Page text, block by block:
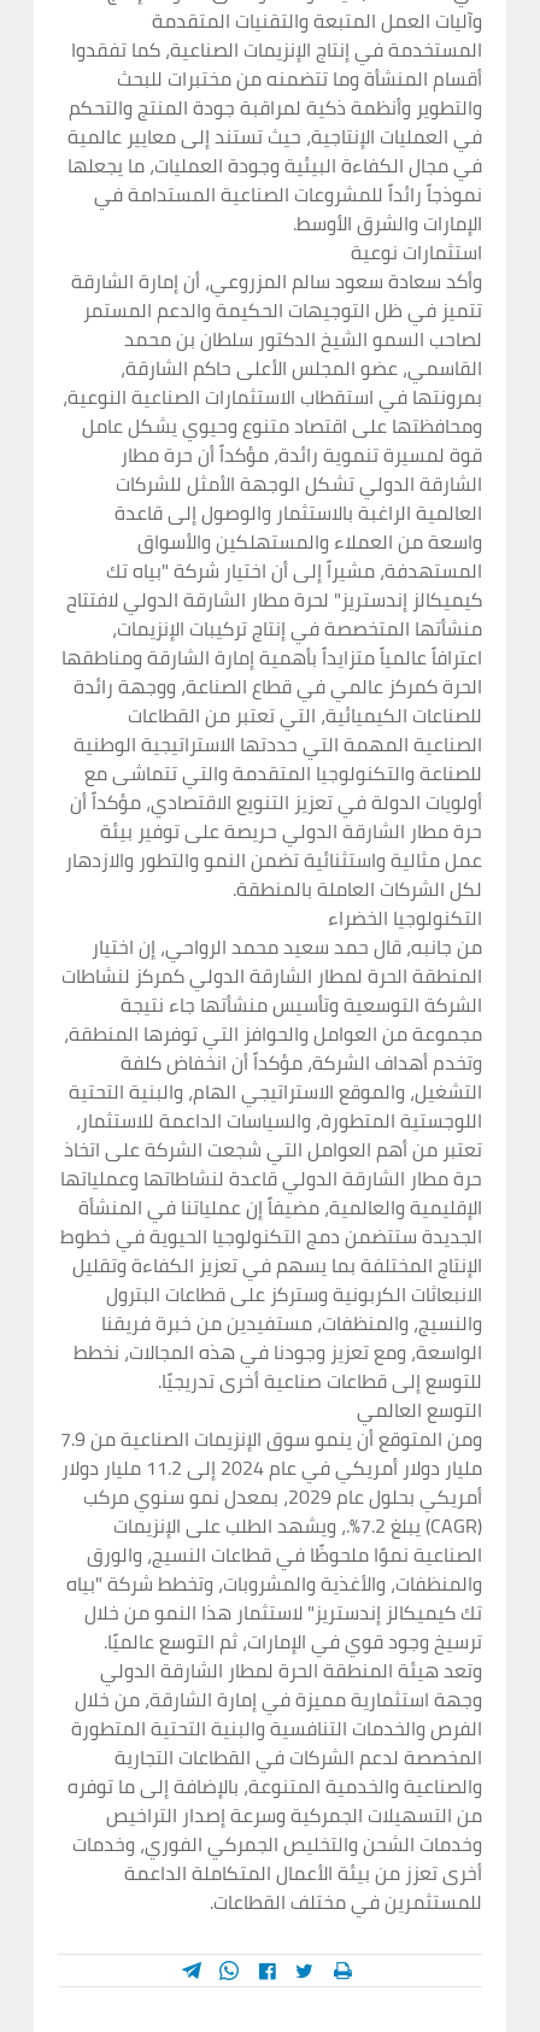
وآليات العمل المتبعة والتقنيات المتقدمة
المستخدمة في إنتاج الإنزيمات الصناعية، كما تفقدوا
أقسام المنشأة وما تتضمنه من مختبرات للبحث
والتطوير وأنظمة ذكية لمراقبة جودة المنتج والتحكم
في العمليات الإنتاجية، حيث تستند إلى معايير عالمية
في مجال الكفاءة البيئية وجودة العمليات، ما يجعلها
نموذجاً رائداً للمشروعات الصناعية المستدامة في
الإمارات والشرق الأوسط.
استثمارات نوعية
وأكد سعادة سعود سالم المزروعي، أن إمارة الشارقة
تتميز في ظل التوجيهات الحكيمة والدعم المستمر
لصاحب السمو الشيخ الدكتور سلطان بن محمد
القاسمي، عضو المجلس الأعلى حاكم الشارقة،
بمرونتها في استقطاب الاستثمارات الصناعية النوعية،
ومحافظتها على اقتصاد متنوع وحيوي يشكل عامل
قوة لمسيرة تنموية رائدة، مؤكداً أن حرة مطار
الشارقة الدولي تشكل الوجهة الأمثل للشركات
العالمية الراغبة بالاستثمار والوصول إلى قاعدة
واسعة من العملاء والمستهلكين والأسواق
المستهدفة، مشيراً إلى أن اختيار شركة "بياه تك
كيميكالز إندستريز" لحرة مطار الشارقة الدولي لافتتاح
منشأتها المتخصصة في إنتاج تركيبات الإنزيمات،
اعترافاً عالمياً متزايداً بأهمية إمارة الشارقة ومناطقها
الحرة كمركز عالمي في قطاع الصناعة، ووجهة رائدة
للصناعات الكيميائية، التي تعتبر من القطاعات
الصناعية المهمة التي حددتها الاستراتيجية الوطنية
للصناعة والتكنولوجيا المتقدمة والتي تتماشى مع
أولويات الدولة في تعزيز التنويع الاقتصادي، مؤكداً أن
حرة مطار الشارقة الدولي حريصة على توفير بيئة
عمل مثالية واستثنائية تضمن النمو والتطور والازدهار
لكل الشركات العاملة بالمنطقة.
التكنولوجيا الخضراء
من جانبه، قال حمد سعيد محمد الرواحي، إن اختيار
المنطقة الحرة لمطار الشارقة الدولي كمركز لنشاطات
الشركة التوسعية وتأسيس منشأتها جاء نتيجة
مجموعة من العوامل والحوافز التي توفرها المنطقة،
وتخدم أهداف الشركة، مؤكداً أن انخفاض كلفة
التشغيل، والموقع الاستراتيجي الهام، والبنية التحتية
اللوجستية المتطورة، والسياسات الداعمة للاستثمار،
تعتبر من أهم العوامل التي شجعت الشركة على اتخاذ
حرة مطار الشارقة الدولي قاعدة لنشاطاتها وعملياتها
الإقليمية والعالمية، مضيفاً إن عملياتنا في المنشأة
الجديدة ستتضمن دمج التكنولوجيا الحيوية في خطوط
الإنتاج المختلفة بما يسهم في تعزيز الكفاءة وتقليل
الانبعاثات الكربونية وستركز على قطاعات البترول
والنسيج، والمنظفات، مستفيدين من خبرة فريقنا
الواسعة، ومع تعزيز وجودنا في هذه المجالات، نخطط
للتوسع إلى قطاعات صناعية أخرى تدريجيًا.
التوسع العالمي
ومن المتوقع أن ينمو سوق الإنزيمات الصناعية من 7.9
مليار دولار أمريكي في عام 2024 إلى 11.2 مليار دولار
أمريكي بحلول عام 2029، بمعدل نمو سنوي مركب
(CAGR) يبلغ 7.2%.، ويشهد الطلب على الإنزيمات
الصناعية نموًا ملحوظًا في قطاعات النسيج، والورق
والمنظفات، والأغذية والمشروبات، وتخطط شركة "بياه
تك كيميكالز إندستريز" لاستثمار هذا النمو من خلال
ترسيخ وجود قوي في الإمارات، ثم التوسع عالميًا.
وتعد هيئة المنطقة الحرة لمطار الشارقة الدولي
وجهة استثمارية مميزة في إمارة الشارقة، من خلال
الفرص والخدمات التنافسية والبنية التحتية المتطورة
المخصصة لدعم الشركات في القطاعات التجارية
والصناعية والخدمية المتنوعة، بالإضافة إلى ما توفره
من التسهيلات الجمركية وسرعة إصدار التراخيص
وخدمات الشحن والتخليص الجمركي الفوري، وخدمات
أخرى تعزز من بيئة الأعمال المتكاملة الداعمة
للمستثمرين في مختلف القطاعات.